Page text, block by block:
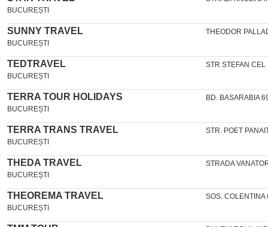
BUCUREȘTI
SUNNY TRAVEL
BUCUREȘTI
THEODOR
TEDTRAVEL
BUCUREȘTI
STR STEFAN
TERRA TOUR HOLIDAYS
BUCUREȘTI
BD. BASARABIA
TERRA TRANS TRAVEL
BUCUREȘTI
STR. POET
THEDA TRAVEL
BUCUREȘTI
STRADA
THEOREMA TRAVEL
BUCUREȘTI
SOS. COLENTINA